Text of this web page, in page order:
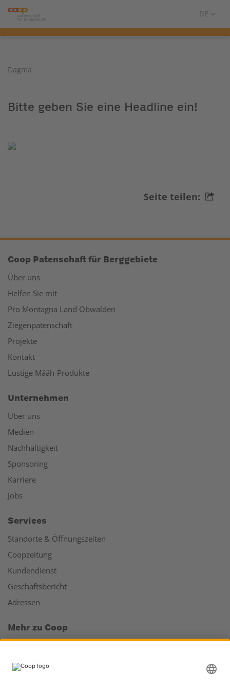
Dagma
Bitte geben Sie eine Headline ein!
Seite teilen:
Coop Patenschaft für Berggebiete
Über uns
Helfen Sie mit
Pro Montagna Land Obwalden
Ziegenpatenschaft
Projekte
Kontakt
Lustige Määh-Produkte
Unternehmen
Über uns
Medien
Nachhaltigkeit
Sponsoring
Karriere
Jobs
Services
Standorte & Öffnungszeiten
Coopzeitung
Kundendienst
Geschäftsbericht
Adressen
Mehr zu Coop
Läden & Services